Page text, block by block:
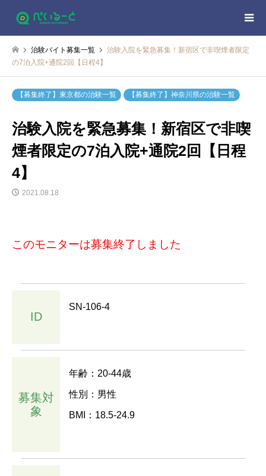
治験バイト募集一覧
治験入院を緊急募集！新宿区で非喫煙者限定
の7泊入院+通院2回【日程4】
【募集終了】東京都の治験一覧 【募集終了】神奈川県の治験一覧
治験入院を緊急募集！新宿区で非喫
煙者限定の7泊入院+通院2回【日程
4】
2021.08.18
このモニターは募集終了しました
ID
SN-106-4
募集対
象
年齢：20-44歳
性別：男性
BMI：18.5-24.9